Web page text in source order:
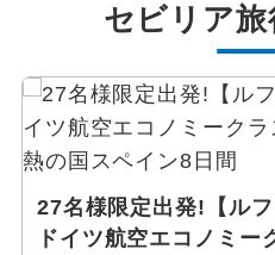
ペニスコラ
ログローニョ
アビラ
アリカンテ
セビリア旅
27名様限定出発!【ル
ドイツ航空エコノミー